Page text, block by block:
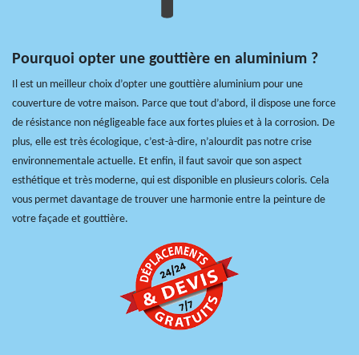
Pourquoi opter une gouttière en aluminium ?
Il est un meilleur choix d’opter une gouttière aluminium pour une
couverture de votre maison. Parce que tout d’abord, il dispose une force
de résistance non négligeable face aux fortes pluies et à la corrosion. De
plus, elle est très écologique, c’est-à-dire, n’alourdit pas notre crise
environnementale actuelle. Et enfin, il faut savoir que son aspect
esthétique et très moderne, qui est disponible en plusieurs coloris. Cela
vous permet davantage de trouver une harmonie entre la peinture de
votre façade et gouttière.